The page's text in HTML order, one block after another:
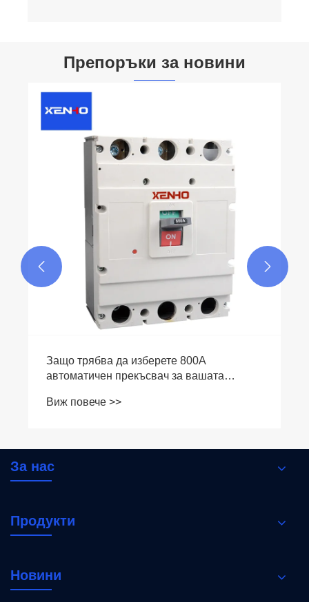
Препоръки за новини
вашата електрическа система
Виж повече >>
 
За нас
Продукти
Новини